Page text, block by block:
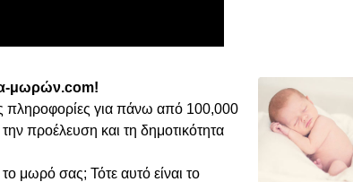
μωρών.com!
πληροφορίες για πάνω από 100,000
προέλευση και τη δημοτικότητα
μωρό σας; Τότε αυτό είναι το